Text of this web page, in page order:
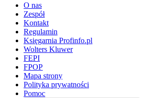
O nas
Zespół
Kontakt
Regulamin
Księgarnia Profinfo.pl
Wolters Kluwer
FEPI
FPOP
Mapa strony
Polityka prywatności
Pomoc